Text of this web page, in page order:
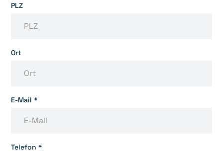
PLZ
Ort
E-Mail *
Telefon *